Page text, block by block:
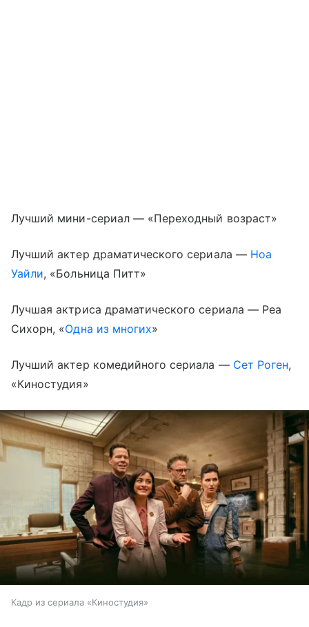
Лучший мини-сериал — «Переходный возраст»
Лучший актер драматического сериала — Ноа
Уайли, «Больница Питт»
Лучшая актриса драматического сериала — Реа
Сихорн, «Одна из многих»
Лучший актер комедийного сериала — Сет Роген,
«Киностудия»
Кадр из сериала «Киностудия»